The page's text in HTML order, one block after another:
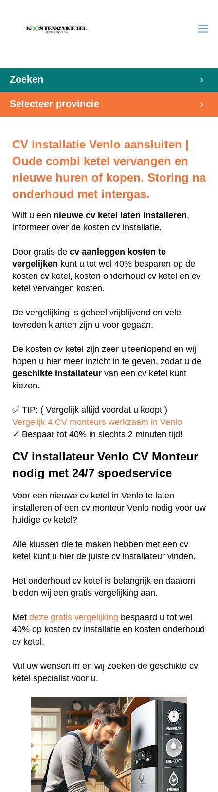
Zoeken
Selecteer provincie
CV installatie Venlo aansluiten |
Oude combi ketel vervangen en
nieuwe huren of kopen. Storing na
onderhoud met intergas.
Wilt u een nieuwe cv ketel laten installeren,
informeer over de kosten cv installatie.
Door gratis de cv aanleggen kosten te
vergelijken kunt u tot wel 40% besparen op de
kosten cv ketel, kosten onderhoud cv ketel en cv
ketel vervangen kosten.
De vergelijking is geheel vrijblijvend en vele
tevreden klanten zijn u voor gegaan.
De kosten cv ketel zijn zeer uiteenlopend en wij
hopen u hier meer inzicht in te geven, zodat u de
geschikte installateur van een cv ketel kunt
kiezen.
✅ TIP: ( Vergelijk altijd voordat u koopt )
Vergelijk 4 CV monteurs werkzaam in Venlo
✓ Bespaar tot 40% in slechts 2 minuten tijd!
CV installateur Venlo CV Monteur
nodig met 24/7 spoedservice
Voor een nieuwe cv ketel in Venlo te laten
installeren of een cv monteur Venlo nodig voor uw
huidige cv ketel?
Alle klussen die te maken hebben met een cv
ketel kunt u hier de juiste cv installateur vinden.
Het onderhoud cv ketel is belangrijk en daarom
bieden wij een gratis vergelijking aan.
Met deze gratis vergelijking bespaard u tot wel
40% op kosten cv installatie en kosten onderhoud
cv ketel.
Vul uw wensen in en wij zoeken de geschikte cv
ketel specialist voor u.